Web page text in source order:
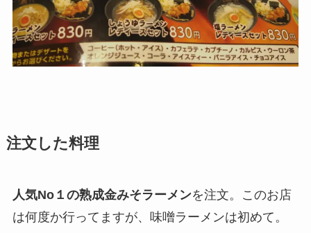
注文した料理
人気No１の熟成金みそラーメンを注文。このお店
は何度か行ってますが、味噌ラーメンは初めて。